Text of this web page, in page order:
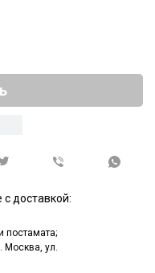
доставкой:
постамата;
Москва, ул.